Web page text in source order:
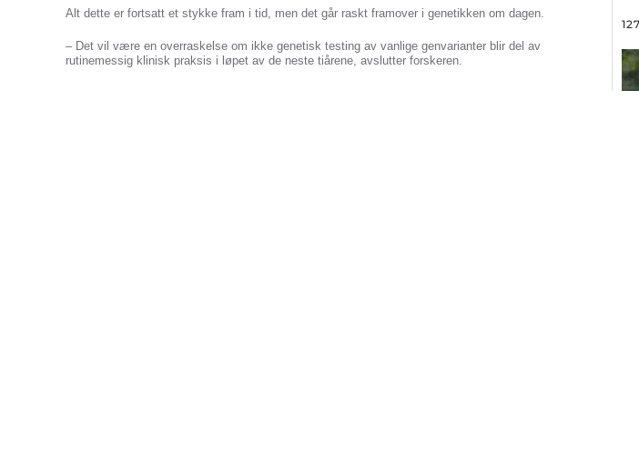
Alt dette er fortsatt et stykke fram i tid, men det går raskt framover i genetikken om dagen.
– Det vil være en overraskelse om ikke genetisk testing av vanlige genvarianter blir del av
rutinemessig klinisk praksis i løpet av de neste tiårene, avslutter forskeren.